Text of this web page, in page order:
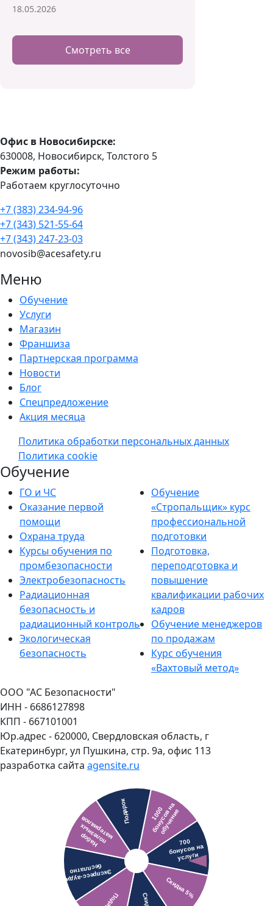
18.05.2026
Смотреть все
Офис в Новосибирске:
630008, Новосибирск, Толстого 5
Режим работы:
Работаем круглосуточно
+7 (383) 234-94-96
+7 (343) 521-55-64
+7 (343) 247-23-03
novosib@acesafety.ru
Меню
Обучение
Услуги
Магазин
Франшиза
Партнерская программа
Новости
Блог
Спецпредложение
Акция месяца
Политика обработки персональных данных
Политика cookie
Обучение
ГО и ЧС
Оказание первой
помощи
Охрана труда
Курсы обучения по
промбезопасности
Электробезопасность
Радиационная
безопасность и
радиационный контроль
Экологическая
безопасность
Обучение
«Стропальщик» курс
профессиональной
подготовки
Подготовка,
переподготовка и
повышение
квалификации рабочих
кадров
Обучение менеджеров
по продажам
Курс обучения
«Вахтовый метод»
ООО "АС Безопасности"
ИНН - 6686127898
КПП - 667101001
Юр.адрес - 620000, Свердловская область, г
Екатеринбург, ул Пушкина, стр. 9а, офис 113
разработка сайта agensite.ru